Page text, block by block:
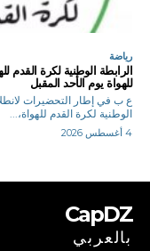
رياضة
الرابطة الوطنية لكرة القدم
للهواة يوم الأحد المقبل
الوطنية لكرة القدم للهواة،...
4 أغسطس 2026
CapDZ
بالعربي